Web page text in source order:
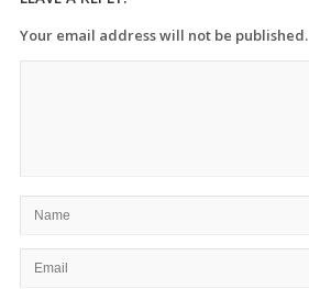
Your email address will not be published.